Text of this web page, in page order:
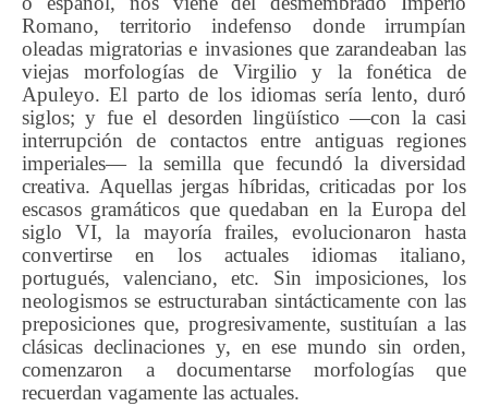
Romano, territorio indefenso donde irrumpían
oleadas migratorias e invasiones que zarandeaban las
viejas morfologías de Virgilio y la fonética de
Apuleyo. El parto de los idiomas sería lento, duró
siglos; y fue el desorden lingüístico —con la casi
interrupción de contactos entre antiguas regiones
imperiales— la semilla que fecundó la diversidad
creativa. Aquellas jergas híbridas, criticadas por los
escasos gramáticos que quedaban en la Europa del
siglo VI, la mayoría frailes, evolucionaron hasta
convertirse en los actuales idiomas italiano,
portugués, valenciano, etc. Sin imposiciones, los
neologismos se estructuraban sintácticamente con las
preposiciones que, progresivamente, sustituían a las
clásicas declinaciones y, en ese mundo sin orden,
comenzaron a documentarse morfologías que
recuerdan vagamente las actuales.